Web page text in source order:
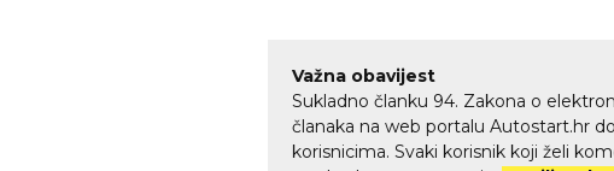
Važna obavijest
Sukladno članku 94. Zakona o
članaka na web portalu Autostart.hr
korisnicima. Svaki korisnik koji želi